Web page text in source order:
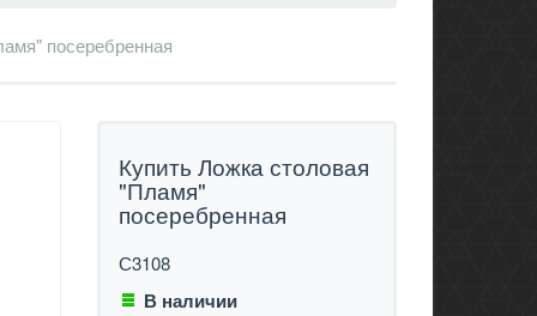
посеребренная
Купить Ложка столовая
"Пламя"
посеребренная
С3108
В наличии